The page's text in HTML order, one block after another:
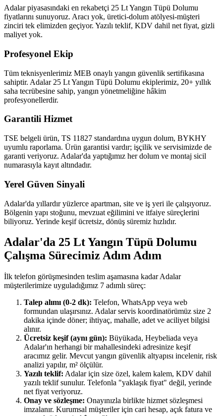
Adalar piyasasındaki en rekabetçi 25 Lt Yangın Tüpü Dolumu
fiyatlarını sunuyoruz. Aracı yok, üretici-dolum atölyesi-müşteri
zinciri tek elimizden geçiyor. Yazılı teklif, KDV dahil net fiyat, gizli
maliyet yok.
Profesyonel Ekip
Tüm teknisyenlerimiz MEB onaylı yangın güvenlik sertifikasına
sahiptir. Adalar 25 Lt Yangın Tüpü Dolumu ekiplerimiz, 20+ yıllık
saha tecrübesine sahip, yangın yönetmeliğine hâkim
profesyonellerdir.
Garantili Hizmet
TSE belgeli ürün, TS 11827 standardına uygun dolum, BYKHY
uyumlu raporlama. Ürün garantisi vardır; işçilik ve servisimizde de
garanti veriyoruz. Adalar'da yaptığımız her dolum ve montaj sicil
numarasıyla kayıt altındadır.
Yerel Güven Sinyali
Adalar'da yıllardır yüzlerce apartman, site ve iş yeri ile çalışıyoruz.
Bölgenin yapı stoğunu, mevzuat eğilimini ve itfaiye süreçlerini
biliyoruz. Yerinde keşif ücretsiz, dönüş süremiz hızlıdır.
Adalar'da 25 Lt Yangın Tüpü Dolumu
Çalışma Sürecimiz Adım Adım
İlk telefon görüşmesinden teslim aşamasına kadar Adalar
müşterilerimize uyguladığımız 7 adımlı süreç:
Talep alımı (0-2 dk): Telefon, WhatsApp veya web
formundan ulaşırsınız. Adalar servis koordinatörümüz size 2
dakika içinde döner; ihtiyaç, mahalle, adet ve aciliyet bilgisi
alınır.
Ücretsiz keşif (aynı gün): Büyükada, Heybeliada veya
Adalar'ın herhangi bir mahallesindeki adresinize keşif
aracımız gelir. Mevcut yangın güvenlik altyapısı incelenir, risk
analizi yapılır, m² ölçülür.
Yazılı teklif: Adalar için size özel, kalem kalem, KDV dahil
yazılı teklif sunulur. Telefonla "yaklaşık fiyat" değil, yerinde
net fiyat veriyoruz.
Onay ve sözleşme: Onayınızla birlikte hizmet sözleşmesi
imzalanır. Kurumsal müşteriler için cari hesap, açık fatura ve